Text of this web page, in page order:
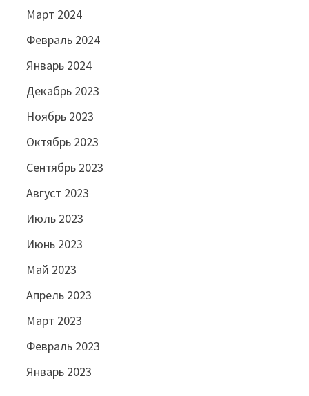
Март 2024
Февраль 2024
Январь 2024
Декабрь 2023
Ноябрь 2023
Октябрь 2023
Сентябрь 2023
Август 2023
Июль 2023
Июнь 2023
Май 2023
Апрель 2023
Март 2023
Февраль 2023
Январь 2023